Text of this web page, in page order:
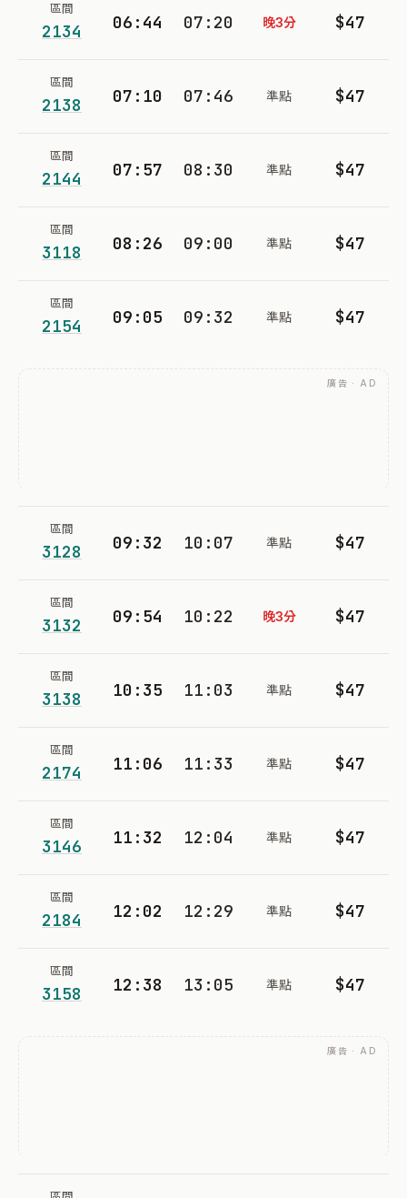
區間
2134 06:44 07:20 晚3分 $47
區間
2138 07:10 07:46 準點 $47
區間
2144 07:57 08:30 準點 $47
區間
3118 08:26 09:00 準點 $47
區間
2154 09:05 09:32 準點 $47
廣告 · AD
區間
3128 09:32 10:07 準點 $47
區間
3132 09:54 10:22 晚3分 $47
區間
3138 10:35 11:03 準點 $47
區間
2174 11:06 11:33 準點 $47
區間
3146 11:32 12:04 準點 $47
區間
2184 12:02 12:29 準點 $47
區間
3158 12:38 13:05 準點 $47
廣告 · AD